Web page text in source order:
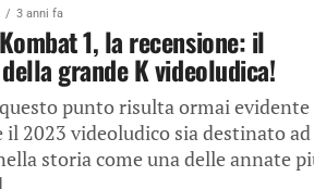
3 anni fa
1, la recensione: il
grande K videoludica!
punto risulta ormai
il 2023 videoludico sia destinato ad
storia come una delle annate